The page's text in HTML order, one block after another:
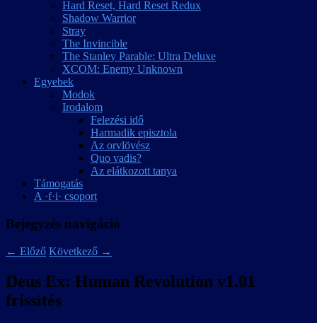
Hard Reset, Hard Reset Redux
Shadow Warrior
Stray
The Invincible
The Stanley Parable: Ultra Deluxe
XCOM: Enemy Unknown
Egyebek
Modok
Irodalom
Felezési idő
Harmadik episztola
Az orvlövész
Quo vadis?
Az elátkozott tanya
Támogatás
A ·f·i· csoport
Bejegyzés navigáció
← Előző Következő →
Deus Ex: Human Revolution v1.01
frissítés